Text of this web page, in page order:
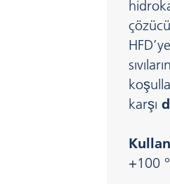
karşı
+100